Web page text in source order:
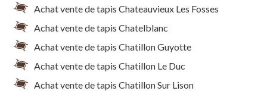
Achat vente de tapis Chateauvieux Les Fosses
Achat vente de tapis Chatelblanc
Achat vente de tapis Chatillon Guyotte
Achat vente de tapis Chatillon Le Duc
Achat vente de tapis Chatillon Sur Lison